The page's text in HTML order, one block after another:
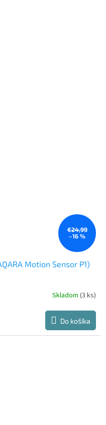
€24,99
–16 %
Motion Sensor P1)
Skladom(3 ks)
Do košíka